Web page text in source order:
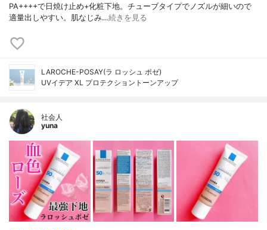
PA++++で日焼け止め+化粧下地。チューブタイプでノズルが細いので
適量出しやすい。肌なじみ…続きを見る
LAROCHE-POSAY(ラ ロッシュ ポゼ)
UVイデア XL プロテクショントーンアップ
社会人
yuna